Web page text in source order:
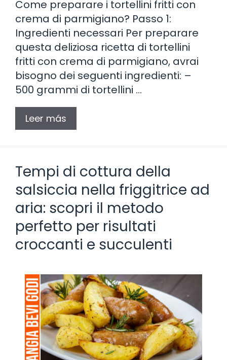
Come preparare i tortellini fritti con
crema di parmigiano? Passo 1:
Ingredienti necessari Per preparare
questa deliziosa ricetta di tortellini
fritti con crema di parmigiano, avrai
bisogno dei seguenti ingredienti: –
500 grammi di tortellini …
Leer más
Tempi di cottura della
salsiccia nella friggitrice ad
aria: scopri il metodo
perfetto per risultati
croccanti e succulenti